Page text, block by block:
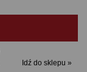
Idź do sklepu »